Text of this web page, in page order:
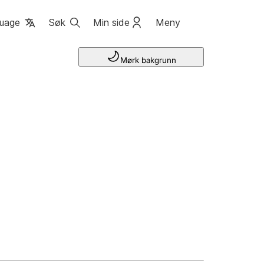
Søk Min side Meny
Mørk bakgrunn